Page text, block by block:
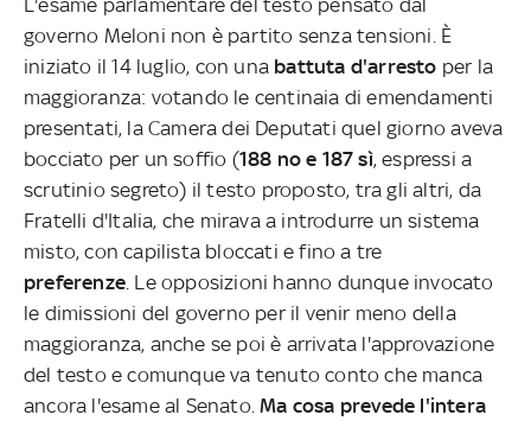
governo Meloni non è partito senza tensioni. È
iniziato il 14 luglio, con una battuta d'arresto per la
maggioranza: votando le centinaia di emendamenti
presentati, la Camera dei Deputati quel giorno aveva
bocciato per un soffio (188 no e 187 sì, espressi a
scrutinio segreto) il testo proposto, tra gli altri, da
Fratelli d'Italia, che mirava a introdurre un sistema
misto, con capilista bloccati e fino a tre
preferenze . Le opposizioni hanno dunque invocato
le dimissioni del governo per il venir meno della
maggioranza, anche se poi è arrivata l'approvazione
del testo e comunque va tenuto conto che manca
ancora l'esame al Senato.Ma cosa prevede l'intera